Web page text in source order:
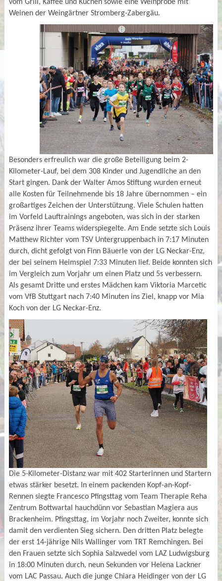
vom Grill, Kaffee und Kuchen sowie eine Weinprobe mit
Weinen der Weingärtner Stromberg-Zabergäu.
Besonders erfreulich war die große Beteiligung beim 2-
Kilometer-Lauf, bei dem 308 Kinder und Jugendliche an den
Start gingen. Dank der Walter Amos Stiftung wurden erneut
alle Kosten für Teilnehmende bis 18 Jahre übernommen – ein
großartiges Zeichen der Unterstützung. Viele Schulen hatten
im Vorfeld Lauftrainings angeboten, was sich in der starken
Präsenz ihrer Teams widerspiegelte. Am Ende setzte sich Louis
Matthew Richter vom TSV Untergruppenbach in 7:17 Minuten
durch, dicht gefolgt von Finn Bäuerle von der LG Neckar-Enz,
der bei seinem Heimspiel 7:33 Minuten lief. Beide konnten sich
im Vergleich zum Vorjahr um einen Platz und 5s verbessern.
Als gesamt Dritte und erstes Mädchen kam Viktoria Marcetic
vom VfB Stuttgart nach 7:40 Minuten ins Ziel, knapp vor Mia
Koch von der LG Neckar-Enz.
Die 5-Kilometer-Distanz war mit 402 Starterinnen und Startern
etwas stärker besetzt. In einem packenden Kopf-an-Kopf-
Rennen siegte Francesco Pfingsttag vom Team Therapie Reha
Zentrum Bottwartal hauchdünn vor Sebastian Magiera aus
Brackenheim. Pfingsttag, im Vorjahr noch Zweiter, konnte sich
damit den verdienten Sieg sichern. Den dritten Platz belegte
der erst 14-jährige Nils Wallinger vom TRT Remchingen. Bei
den Frauen setzte sich Sophia Salzwedel vom LAZ Ludwigsburg
in 18:00 Minuten durch, neun Sekunden vor Helena Lackner
vom LAC Passau. Auch die junge Chiara Heidinger von der LG